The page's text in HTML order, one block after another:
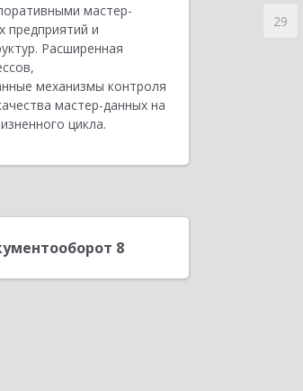
мастер-
предприятий и
Расширенная
механизмы контроля
мастер-данных на
цикла.
8
29